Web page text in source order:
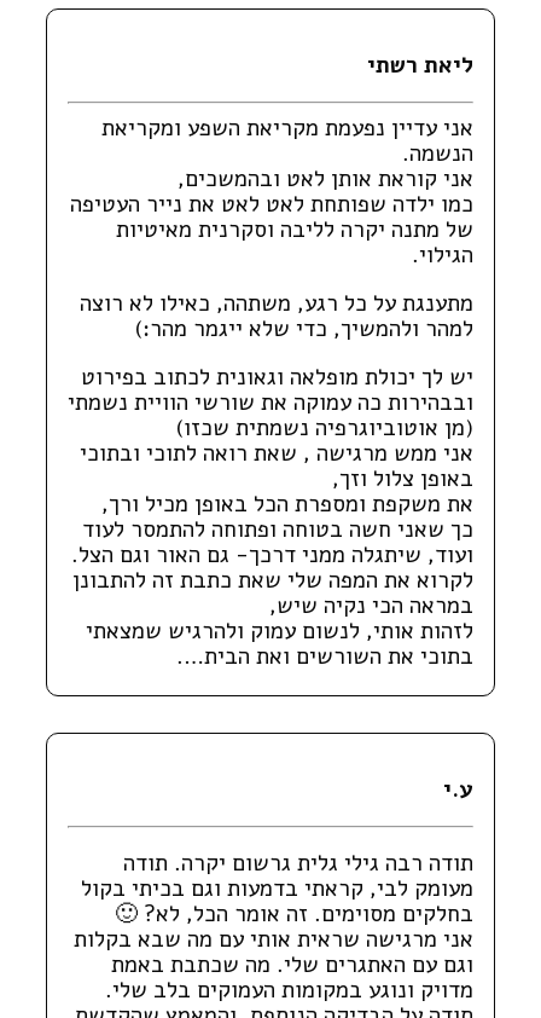
ליאת רשתי
אני עדיין נפעמת מקריאת השפע ומקריאת
הנשמה.
אני קוראת אותן לאט ובהמשכים,
כמו ילדה שפותחת לאט לאט את נייר העטיפה
של מתנה יקרה לליבה וסקרנית מאיטיות
הגילוי.
מתענגת על כל רגע, משתהה, כאילו לא רוצה
למהר ולהמשיך, כדי שלא ייגמר מהר:)
יש לך יכולת מופלאה וגאונית לכתוב בפירוט
ובבהירות כה עמוקה את שורשי הוויית נשמתי
(מן אוטוביוגרפיה נשמתית שכזו)
אני ממש מרגישה , שאת רואה לתוכי ובתוכי
באופן צלול וזך,
את משקפת ומספרת הכל באופן מכיל ורך,
כך שאני חשה בטוחה ופתוחה להתמסר לעוד
ועוד, שיתגלה ממני דרכך- גם האור וגם הצל.
לקרוא את המפה שלי שאת כתבת זה להתבונן
במראה הכי נקיה שיש,
לזהות אותי, לנשום עמוק ולהרגיש שמצאתי
בתוכי את השורשים ואת הבית….
ע.י
תודה רבה גילי גלית גרשום יקרה. תודה
מעומק לבי, קראתי בדמעות וגם בכיתי בקול
בחלקים מסוימים. זה אומר הכל, לא? 🙂
אני מרגישה שראית אותי עם מה שבא בקלות
וגם עם האתגרים שלי. מה שכתבת באמת
מדויק ונוגע במקומות העמוקים בלב שלי.